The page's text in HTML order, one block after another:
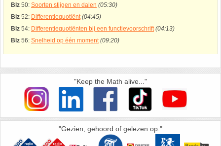
Blz 50: Soorten stijgen en dalen (05:30)
Blz 52: Differentiequotiënt (04:45)
Blz 54: Differentiequotiënten bij een functievoorschrift (04:13)
Blz 56: Snelheid op één moment (09:20)
"Keep the Math alive..."
"Gezien, gehoord of gelezen op:"
29. Romeinse cijfers
30. Sinus
31. Sinusregel
32. Standaarddeviatie
33. Stelling van fermat
34. Stelling van Pythagoras